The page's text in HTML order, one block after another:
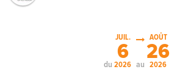
du
JUIL.
6
2026 au
AOÛT
26
2026